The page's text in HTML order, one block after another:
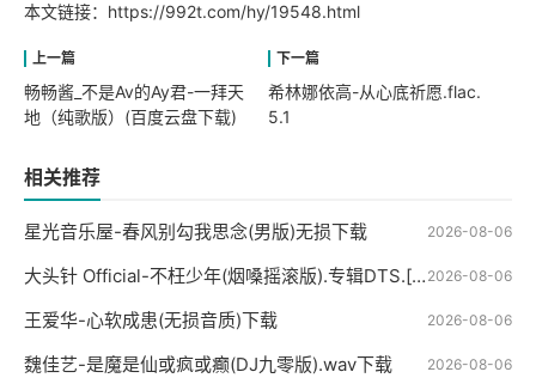
本文链接： https://992t.com/hy/19548.html
畅畅酱_不是Av的Ay君-一拜天
地（纯歌版）(百度云盘下载)
希林娜依高-从心底祈愿.flac.
5.1
相关推荐
2026-08-06
星光音乐屋-春风别勾我思念(男版)无损下载
2026-08-06
大头针 Official-不枉少年(烟嗓摇滚版).专辑DTS.[wav]下载
2026-08-06
王爱华-心软成患(无损音质)下载
2026-08-06
魏佳艺-是魔是仙或疯或癫(DJ九零版).wav下载